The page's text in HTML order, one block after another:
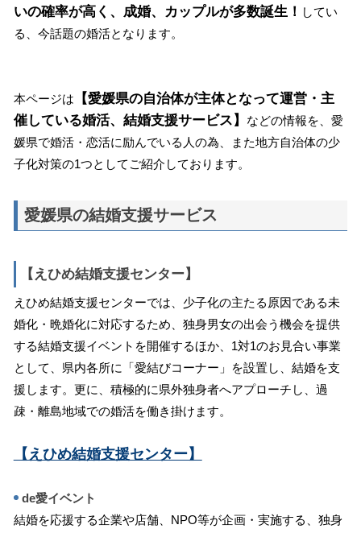
いの確率が高く、成婚、カップルが多数誕生！ してい
る、今話題の婚活となります。
本ページは 【愛媛県の自治体が主体となって運営・主
催している婚活、結婚支援サービス】
などの情報を、愛
媛県で婚活・恋活に励んでいる人の為、また地方自治体の少
子化対策の1つとしてご紹介しております。
愛媛県の結婚支援サービス
【えひめ結婚支援センター】
えひめ結婚支援センターでは、少子化の主たる原因である未
婚化・晩婚化に対応するため、独身男女の出会う機会を提供
する結婚支援イベントを開催するほか、1対1のお見合い事業
として、県内各所に「愛結びコーナー」を設置し、結婚を支
援します。更に、積極的に県外独身者へアプローチし、過
疎・離島地域での婚活を働き掛けます。
【えひめ結婚支援センター】
de愛イベント
結婚を応援する企業や店舗、NPO等が企画・実施する、独身